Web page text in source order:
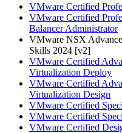
VMware Certified
VMware Certified
Balancer Administrator
VMware NSX
Skills 2024 [v2]
VMware Certified
Virtualization Deploy
VMware Certified
Virtualization Design
VMware Certified
VMware Certified
VMware Certified